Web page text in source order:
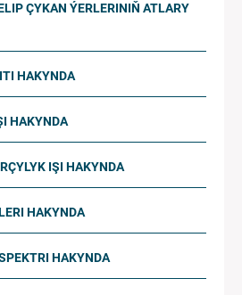
ÇYKAN ÝERLERINIŇ ATLARY
HAKYNDA
HAKYNDA
IŞI HAKYNDA
HAKYNDA
HAKYNDA